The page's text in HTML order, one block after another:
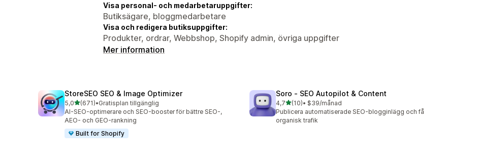
Visa personal- och medarbetaruppgifter:
Butiksägare, bloggmedarbetare
Visa och redigera butiksuppgifter:
Produkter, ordrar, Webbshop, Shopify admin, övriga uppgifter
Mer information
StoreSEO SEO & Image Optimizer
5,0av 5 stjärnor
(671)
671 recensioner totalt
•Gratisplan tillgänglig
AI-SEO-optimerare och SEO-booster för bättre SEO-,
AEO- och GEO-rankning
Built for Shopify
Soro ‑ SEO Autopilot & Content
4,7av 5 stjärnor
(10)
10 recensioner totalt
• $39/månad
Publicera automatiserade SEO-blogginlägg och få
organisk trafik